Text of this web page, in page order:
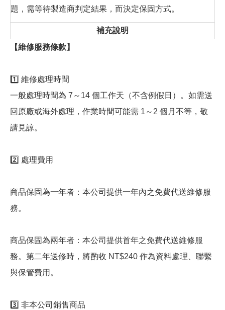
題，需等待製造商判定結果，而決定保固方式。
補充說明
【維修服務條款】
1️⃣ 維修處理時間
一般處理時間為 7～14 個工作天（不含例假日）。如需送
回原廠或海外處理，作業時間可能需 1～2 個月不等，敬
請見諒。
2️⃣ 處理費用
商品保固為一年者：本公司提供一年內之免費代送維修服
務。
商品保固為兩年者：本公司提供首年之免費代送維修服
務。第二年送修時，將酌收 NT$240 作為資料處理、聯繫
與保管費用。
3️⃣ 非本公司銷售商品